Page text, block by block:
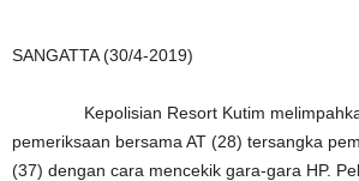
SANGATTA (30/4-2019)
Kepolisian Resort Kutim
pemeriksaan bersama AT (28) tersangka
(37) dengan cara mencekik gara-gara HP.